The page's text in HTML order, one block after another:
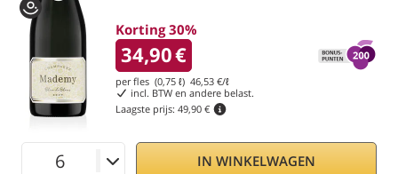
Korting 30%
34,90€
per fles (0,75 ℓ) 46,53 €/ℓ
incl. BTW en andere belast.
Laagste prijs: 49,90 €
IN WINKELWAGEN